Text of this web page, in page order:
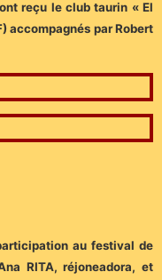
reçu le club taurin « El
accompagnés par Robert
au festival de
RITA, réjoneadora, et